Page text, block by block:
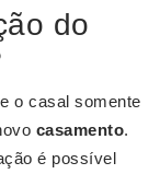
do
o casal somente
casamento.
é possível